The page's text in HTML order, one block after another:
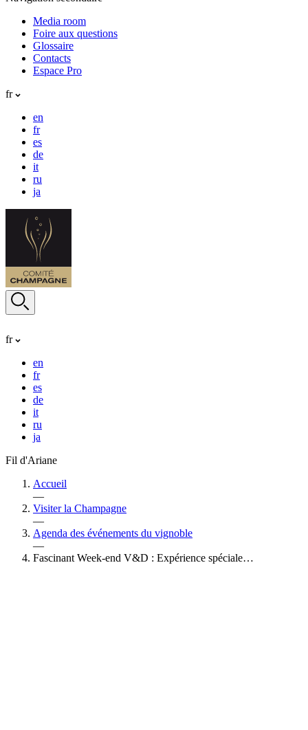
Media room
Foire aux questions
Glossaire
Contacts
Espace Pro
fr
en
fr
es
de
it
ru
ja
fr
en
fr
es
de
it
ru
ja
Fil d'Ariane
Accueil
—
Visiter la Champagne
—
Agenda des événements du vignoble
—
Fascinant Week-end V&D : Expérience spéciale…